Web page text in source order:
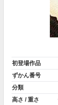
初登場作品
ずかん番号
分類
高さ / 重さ